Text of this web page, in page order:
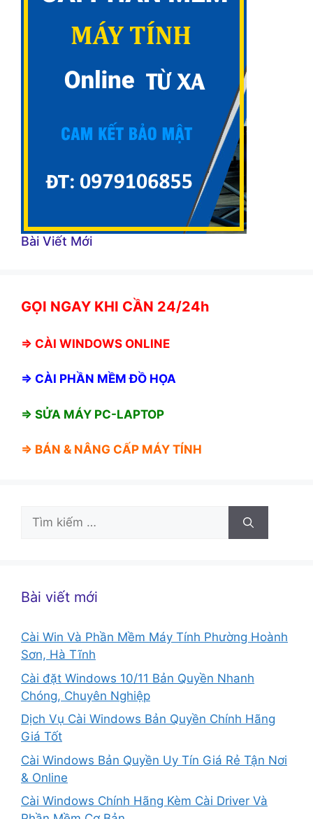
Bài Viết Mới
GỌI NGAY KHI CẦN 24/24h
⇒ CÀI WINDOWS ONLINE
⇒ CÀI PHẦN MỀM ĐỒ HỌA
⇒ SỬA MÁY PC-LAPTOP
⇒ BÁN & NÂNG CẤP MÁY TÍNH
Tìm
Bài viết mới
Cài Win Và Phần Mềm Máy Tính Phường Hoành
Sơn, Hà Tĩnh
Cài đặt Windows 10/11 Bản Quyền Nhanh
Chóng, Chuyên Nghiệp
Dịch Vụ Cài Windows Bản Quyền Chính Hãng
Giá Tốt
Cài Windows Bản Quyền Uy Tín Giá Rẻ Tận Nơi
& Online
Cài Windows Chính Hãng Kèm Cài Driver Và